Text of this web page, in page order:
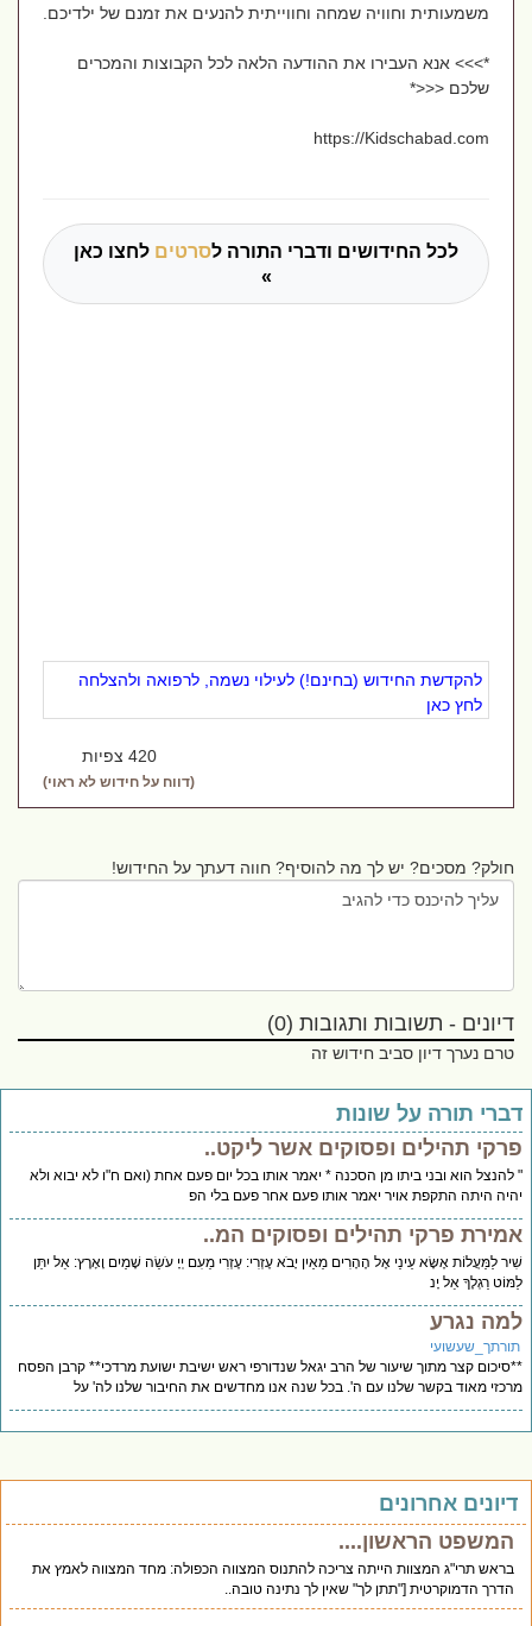
משמעותית וחוויה שמחה וחווייתית להנעים את זמנם של ילדיכם.
*>>> אנא העבירו את ההודעה הלאה לכל הקבוצות והמכרים
שלכם <<<*
https://Kidschabad.com
לכל החידושים ודברי התורה לסרטיםלחצו כאן
להקדשת החידוש (בחינם!) לעילוי נשמה, לרפואה ולהצלחה
לחץ כאן
420 צפיות
(דווח על חידוש לא ראוי)
חולק? מסכים? יש לך מה להוסיף? חווה דעתך על החידוש!
דיונים - תשובות ותגובות (0)
טרם נערך דיון סביב חידוש זה
תורה על שונות
תהילים ופסוקים אשר ליקט..
הוא ובני ביתו מן הסכנה * יאמר אותו בכל יום פעם אחת (ואם ח"ו לא יבוא ולא
היתה התקפת אויר יאמר אותו פעם אחר פעם בלי הפ
פרקי תהילים ופסוקים המ..
לַמַּעֲלוֹת אֶשָּׂא עֵינַי אֶל הֶהָרִים מֵאַיִן יָבֹא עֶזְרִי: עֶזְרִי מֵעִם יְיָ עֹשֵׂה שָׁמַיִם וָאָרֶץ: אַל יִתֵּן
רַגְלֶךָ אַל יָנ
נגרע
קצר מתוך שיעור של הרב יגאל שנדורפי ראש ישיבת ישועת מרדכי** קרבן הפסח
מאוד בקשר שלנו עם ה'. בכל שנה אנו מחדשים את החיבור שלנו לה' על
אחרונים
המשפט הראשון....
בראש תרי"ג המצוות הייתה צריכה להתנוס המצווה הכפולה: מחד המצווה לאמץ את
הדרך הדמוקרטית ["תתן לך" שאין לך נתינה טובה..